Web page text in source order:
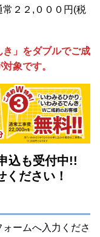
２２,０００円(税
き」をダブルでご成
象です。
込も受付中!!
ださい！
ームへ入力くださ